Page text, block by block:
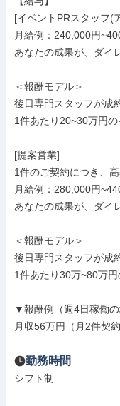
[イベントPRスタッフ(
月給例：240,000円
あなたの成果が、ダイ
＜報酬モデル＞
後日専門スタッフが成
1件あたり20~30万円
[提案営業]
1件のご契約につき、
月給例：280,000円
あなたの成果が、ダイ
＜報酬モデル＞
後日専門スタッフが成
1件あたり30万~80万
▼報酬例（週4日稼働の
月収56万円（月2件契約
勤務時間
シフト制